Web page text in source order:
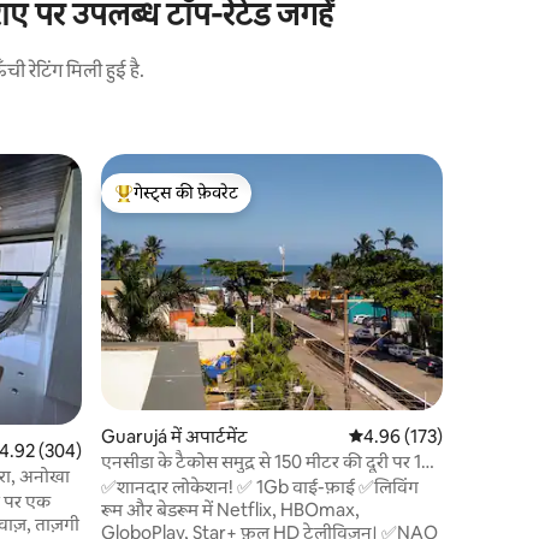
पर उपलब्ध टॉप-रेटेड जगहें
रेटिंग मिली हुई है.
रेटिंग 5 में से 4.92, 304 समीक्षाएँ
4.92 (304)
अनोखा
पर एक
ताज़गी
गेस्ट्स का टॉप फ़ेवरेट
गेस्ट्स की फ़ेवरेट
Guarujá में अपार्टमेंट औसत रेटिंग 5 में से 4.96,
4.96 (173)
एनसीडा के टैकोस समुद्र से 150 मीटर की दूरी पर 1
जीबी वाई-फाई 6x बिना ब्याज के
✅शानदार लोकेशन! ✅ 1Gb वाई-फ़ाई ✅लिविंग
रूम और बेडरूम में Netflix, HBOmax,
GloboPlay, Star+ फ़ुल HD टेलीविज़न। ✅NAO